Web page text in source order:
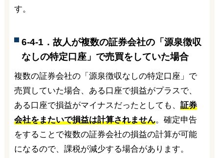
す。
6-4-1．故人が複数の証券会社の「源泉徴収
なしの特定口座」で売買をしていた場合
複数の証券会社の「源泉徴収なしの特定口座」で
売買していた場合、ある口座で損益がプラスで、
ある口座で損益がマイナスだったとしても、 証券
会社をまたいで損益は計算されません。確定申告
をすることで複数の証券会社の損益の計算が可能
になるので、課税が減少する場合があります。